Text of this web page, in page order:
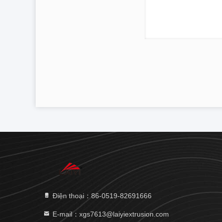
Điện thoại：86-0519-82691666
E-mail：xgs7613@laiyiextrusion.com